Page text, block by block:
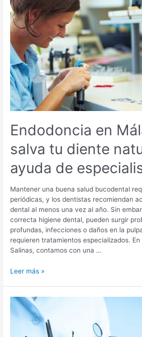
niños
de
Málaga
Endodoncia en
salva tu diente
ayuda de
Mantener una buena salud bucodental
periódicas, y los dentistas recomiendan
dental al menos una vez al año. Sin
correcta higiene dental, pueden surgir
profundas, infecciones o daños en la
requieren tratamientos especializados.
Salinas, contamos con una …
Endodoncia
salva
tu
Leer más »